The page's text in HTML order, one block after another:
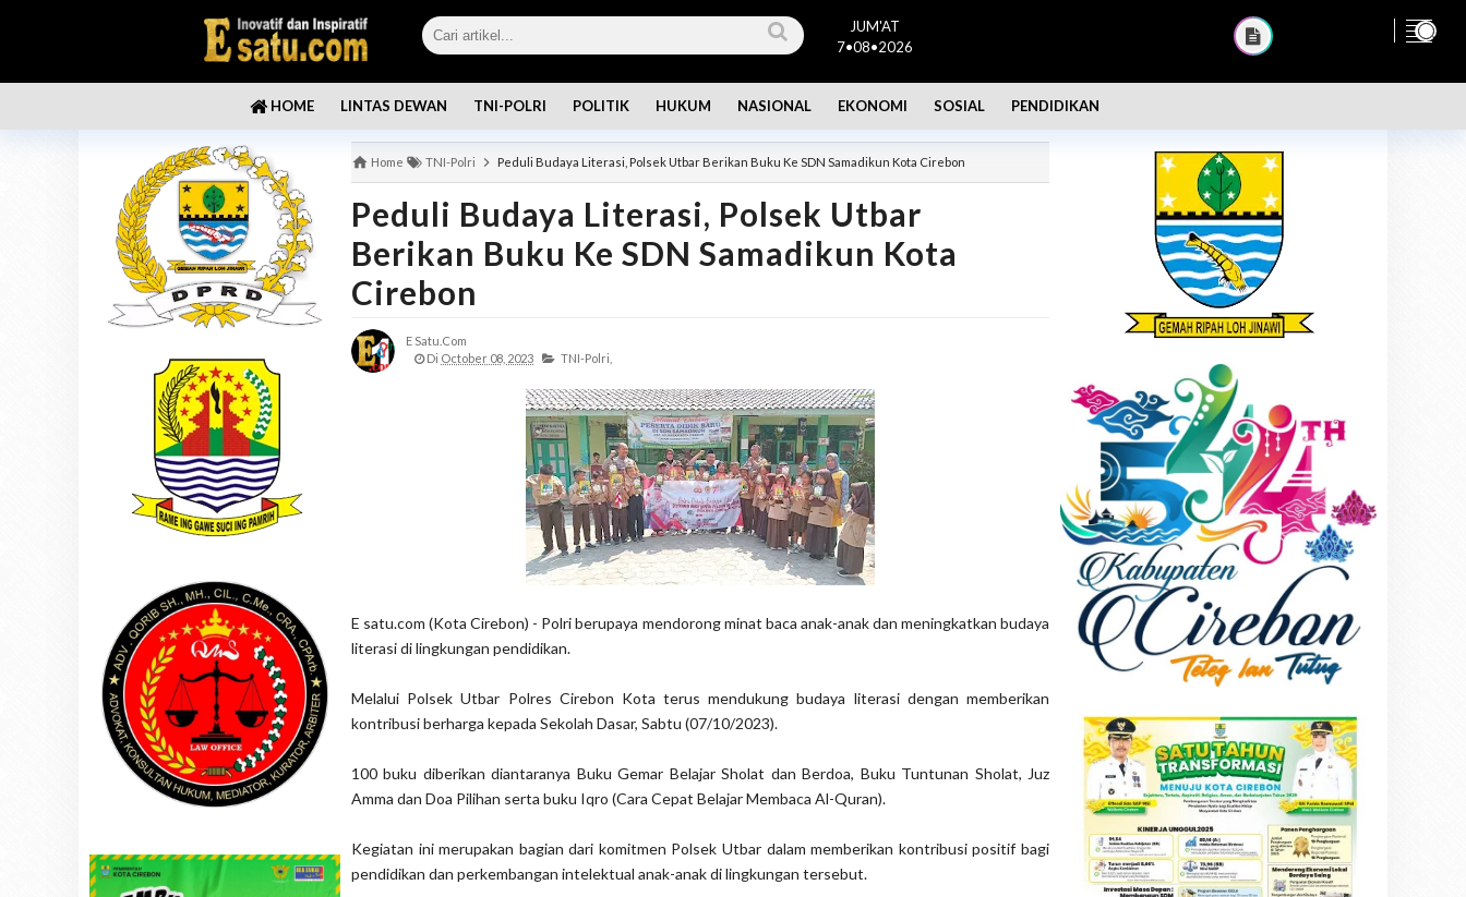
JUM'AT
7•08•2026
HOME LINTAS DEWAN TNI-POLRI POLITIK HUKUM NASIONAL EKONOMI SOSIAL PENDIDIKAN
Home TNI-Polri Peduli Budaya Literasi, Polsek Utbar Berikan Buku Ke SDN Samadikun Kota Cirebon
Peduli Budaya Literasi, Polsek Utbar
Berikan Buku Ke SDN Samadikun Kota
Cirebon
E Satu.com
Di October 08, 2023 TNI-Polri,
E satu.com (Kota Cirebon) - Polri berupaya mendorong minat baca anak-anak dan meningkatkan budaya
literasi di lingkungan pendidikan.
Melalui Polsek Utbar Polres Cirebon Kota terus mendukung budaya literasi dengan memberikan
kontribusi berharga kepada Sekolah Dasar, Sabtu (07/10/2023).
100 buku diberikan diantaranya Buku Gemar Belajar Sholat dan Berdoa, Buku Tuntunan Sholat, Juz
Amma dan Doa Pilihan serta buku Iqro (Cara Cepat Belajar Membaca Al-Quran).
Kegiatan ini merupakan bagian dari komitmen Polsek Utbar dalam memberikan kontribusi positif bagi
pendidikan dan perkembangan intelektual anak-anak di lingkungan tersebut.